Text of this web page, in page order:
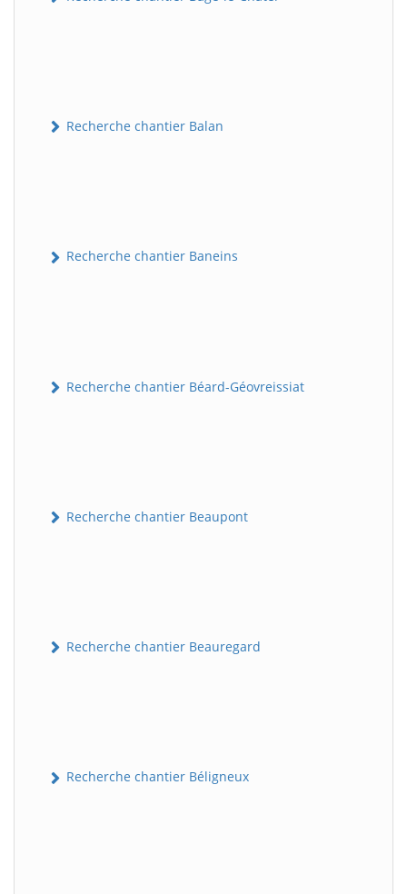
Recherche chantier Balan
Recherche chantier Baneins
Recherche chantier Béard-Géovreissiat
Recherche chantier Beaupont
Recherche chantier Beauregard
Recherche chantier Béligneux